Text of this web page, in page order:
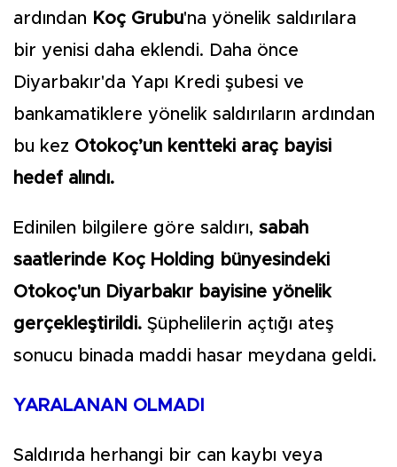
ardından Koç Grubu'na yönelik saldırılara
bir yenisi daha eklendi. Daha önce
Diyarbakır'da Yapı Kredi şubesi ve
bankamatiklere yönelik saldırıların ardından
bu kez Otokoç’un kentteki araç bayisi
hedef alındı.
Edinilen bilgilere göre saldırı, sabah
saatlerinde Koç Holding bünyesindeki
Otokoç'un Diyarbakır bayisine yönelik
gerçekleştirildi. Şüphelilerin açtığı ateş
sonucu binada maddi hasar meydana geldi.
YARALANAN OLMADI
Saldırıda herhangi bir can kaybı veya